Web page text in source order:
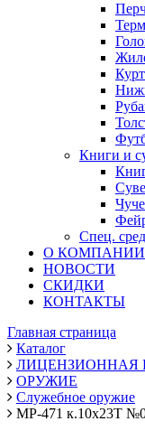
Книги и
Спец.
О КОМПАНИИ
НОВОСТИ
СКИДКИ
КОНТАКТЫ
Главная страница
Каталог
ЛИЦЕНЗИОННАЯ
ОРУЖИЕ
Служебное оружие
МР-471 к.10х23Т